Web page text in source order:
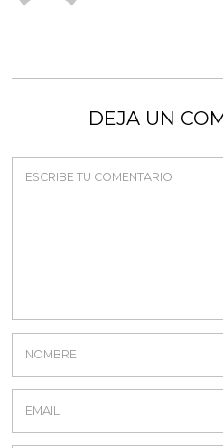
DEJA UN